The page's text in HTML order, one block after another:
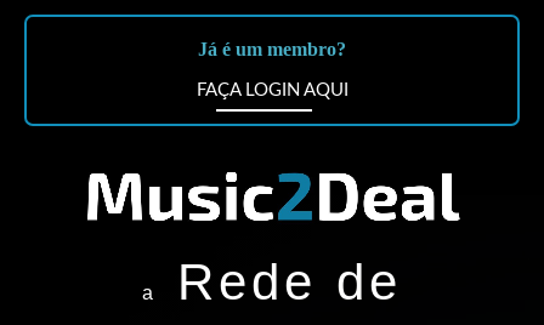
Já é um membro?
FAÇA LOGIN AQUI
a
Rede de